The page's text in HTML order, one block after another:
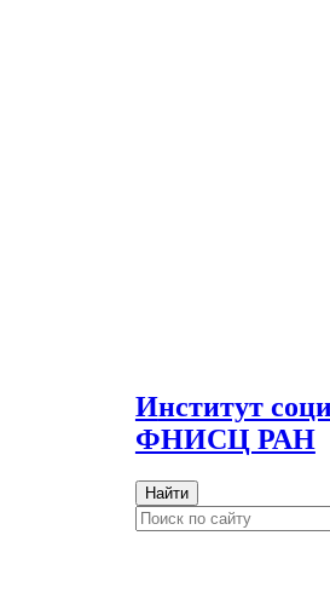
Институт
ФНИСЦ РАН
Найти